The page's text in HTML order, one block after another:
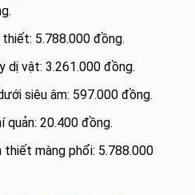
thiết: 5.788.000 đồng.
dị vật: 3.261.000 đồng.
siêu âm: 597.000 đồng.
quản: 20.400 đồng.
thiết màng phổi: 5.788.000